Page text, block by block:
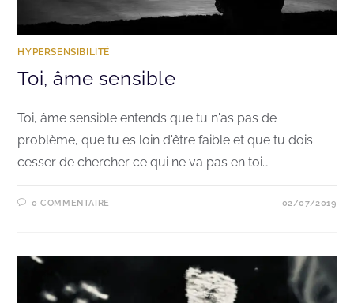
HYPERSENSIBILITÉ
Toi, âme sensible
Toi, âme sensible entends que tu n'as pas de
problème, que tu es loin d'être faible et que tu dois
cesser de chercher ce qui ne va pas en toi…
0 COMMENTAIRE 02/07/2019